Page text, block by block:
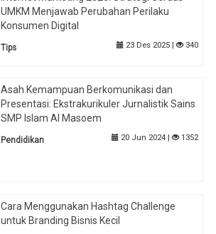
UMKM Menjawab Perubahan Perilaku
Konsumen Digital
Tips 23 Des 2025 | 340
Asah Kemampuan Berkomunikasi dan
Presentasi: Ekstrakurikuler Jurnalistik Sains
SMP Islam Al Masoem
Pendidikan 20 Jun 2024 | 1352
Cara Menggunakan Hashtag Challenge
untuk Branding Bisnis Kecil